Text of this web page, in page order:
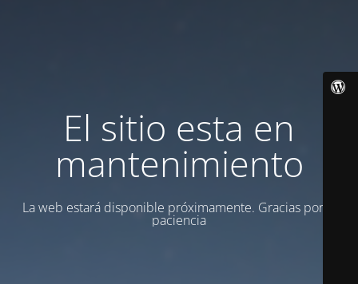
El sitio esta en
mantenimiento
La web estará disponible próximamente. Gracias por la
paciencia